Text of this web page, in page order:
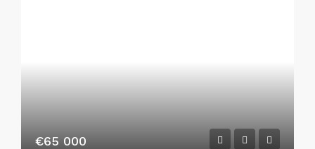
€65 000